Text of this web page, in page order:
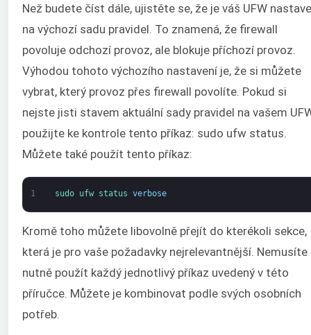
Než budete číst dále, ujistěte se, že je váš UFW
na výchozí sadu pravidel. To znamená, že firewall
povoluje odchozí provoz, ale blokuje příchozí provoz.
Výhodou tohoto výchozího nastavení je, že si můžete
vybrat, který provoz přes firewall povolíte. Pokud si
nejste jisti stavem aktuální sady pravidel na vašem
použijte ke kontrole tento příkaz: sudo ufw status.
Můžete také použít tento příkaz:
1 sudo ufw status verbose
Kromě toho můžete libovolně přejít do kterékoli sekce,
která je pro vaše požadavky nejrelevantnější. Nemusíte
nutně použít každý jednotlivý příkaz uvedený v této
příručce. Můžete je kombinovat podle svých osobních
potřeb.